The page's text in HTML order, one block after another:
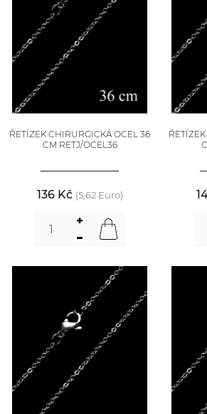
ŘETÍZEK CHIRURGICKÁ OCEL 36
CM RETJ/OCEL36
136 Kč (5,62 Euro)